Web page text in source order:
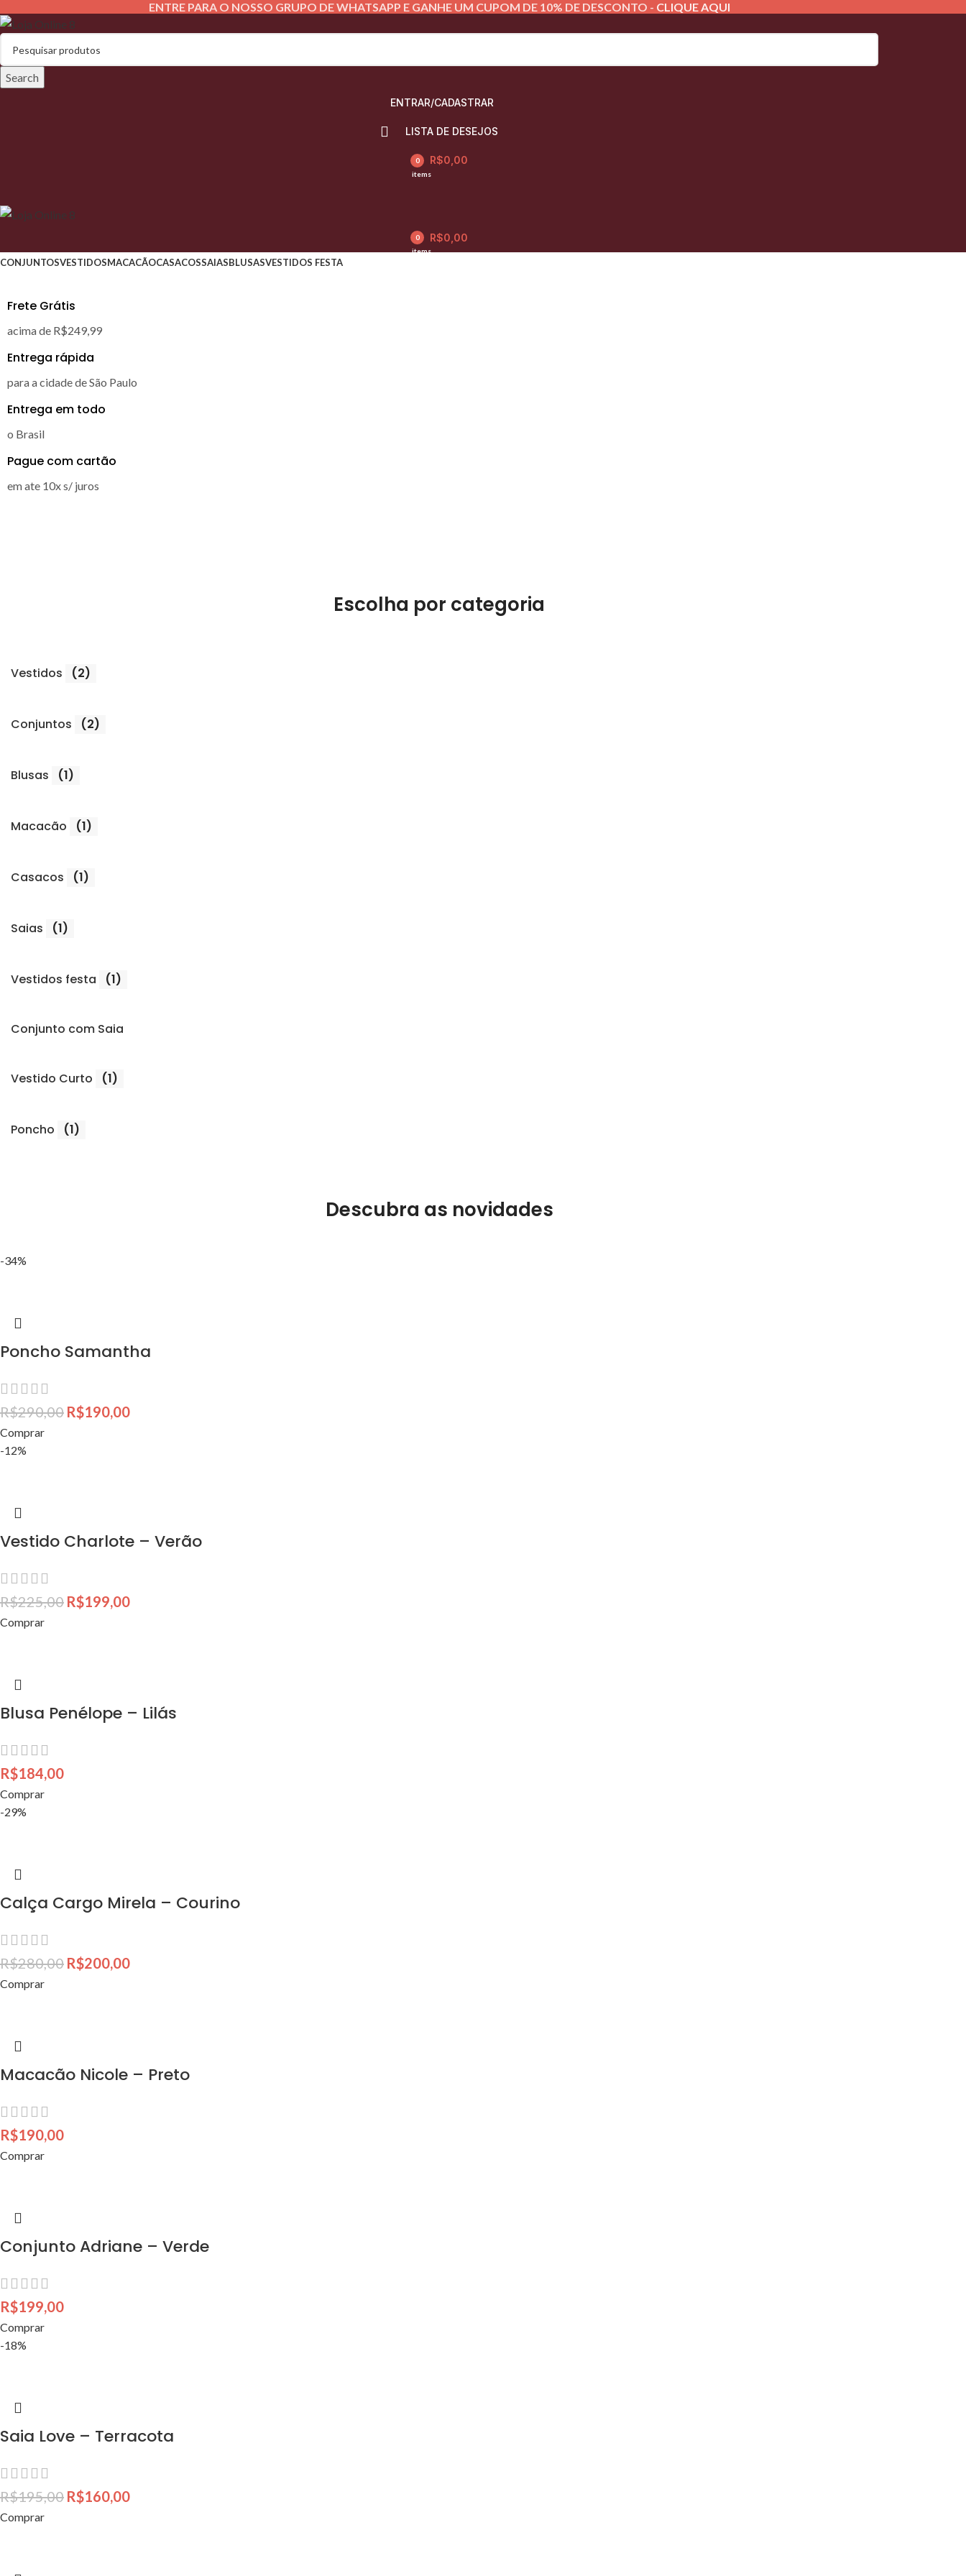
ENTRE PARA O NOSSO GRUPO DE WHATSAPP E GANHE UM CUPOM DE 10% DE DESCONTO - CLIQUE AQUI
Search
ENTRAR/CADASTRAR
LISTA DE DESEJOS
0
items
R$0,00
0
items
R$0,00
CONJUNTOSVESTIDOSMACACÃOCASACOSSAIASBLUSASVESTIDOS FESTA
Frete Grátis
acima de R$249,99
Entrega rápida
para a cidade de São Paulo
Entrega em todo
o Brasil
Pague com cartão
em ate 10x s/ juros
Escolha por categoria
Vestidos (2)
Conjuntos (2)
Blusas (1)
Macacão (1)
Casacos (1)
Saias (1)
Vestidos festa (1)
Conjunto com Saia
Vestido Curto (1)
Poncho (1)
Descubra as novidades
-34%
Poncho Samantha
R$290,00 R$190,00
Comprar
-12%
Vestido Charlote – Verão
R$225,00 R$199,00
Comprar
Blusa Penélope – Lilás
R$184,00
Comprar
-29%
Calça Cargo Mirela – Courino
R$280,00 R$200,00
Comprar
Macacão Nicole – Preto
R$190,00
Comprar
Conjunto Adriane – Verde
R$199,00
Comprar
-18%
Saia Love – Terracota
R$195,00 R$160,00
Comprar